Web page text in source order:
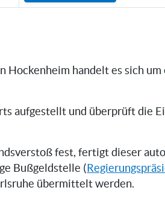
Hockenheim handelt es sich um
aufgestellt und überprüft die
fest, fertigt dieser
Bußgeldstelle (
übermittelt werden.